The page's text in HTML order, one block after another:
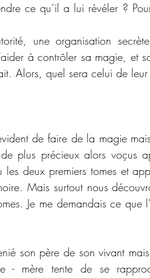
ce qu’il a lui révéler ?
une organisation
à contrôler sa magie, et
Alors, quel sera celui de
de faire de la magie
plus précieux alors voçus
deux premiers tomes et
Mais surtout nous
Je me demandais ce
son père de son vivant
- mère tente de se